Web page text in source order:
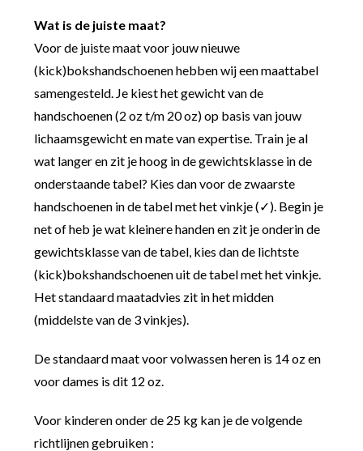
Wat is de juiste maat?
Voor de juiste maat voor jouw nieuwe
(kick)bokshandschoenen hebben wij een maattabel
samengesteld. Je kiest het gewicht van de
handschoenen (2 oz t/m 20 oz) op basis van jouw
lichaamsgewicht en mate van expertise. Train je al
wat langer en zit je hoog in de gewichtsklasse in de
onderstaande tabel? Kies dan voor de zwaarste
handschoenen in de tabel met het vinkje (✓). Begin je
net of heb je wat kleinere handen en zit je onderin de
gewichtsklasse van de tabel, kies dan de lichtste
(kick)bokshandschoenen uit de tabel met het vinkje.
Het standaard maatadvies zit in het midden
(middelste van de 3 vinkjes).
De standaard maat voor volwassen heren is 14 oz en
voor dames is dit 12 oz.
Voor kinderen onder de 25 kg kan je de volgende
richtlijnen gebruiken :